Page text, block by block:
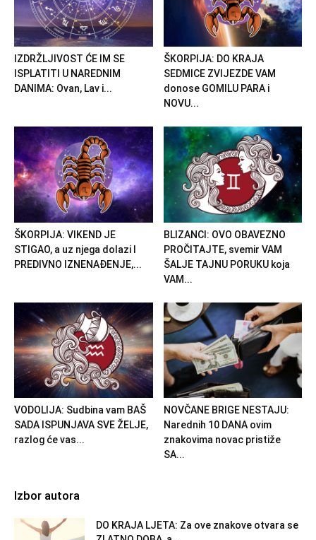
IZDRŽLJIVOST ĆE IM SE
ISPLATITI U NAREDNIM
DANIMA: Ovan, Lav i...
ŠKORPIJA: DO KRAJA
SEDMICE ZVIJEZDE VAM
donose GOMILU PARA i
NOVU...
ŠKORPIJA: VIKEND JE
STIGAO, a uz njega dolazi I
PREDIVNO IZNENAĐENJE,...
BLIZANCI: OVO OBAVEZNO
PROČITAJTE, svemir VAM
ŠALJE TAJNU PORUKU koja
VAM...
VODOLIJA: Sudbina vam BAŠ
SADA ISPUNJAVA SVE ŽELJE,
razlog će vas...
NOVČANE BRIGE NESTAJU:
Narednih 10 DANA ovim
znakovima novac pristiže
SA...
Izbor autora
DO KRAJA LJETA: Za ove znakove otvara se